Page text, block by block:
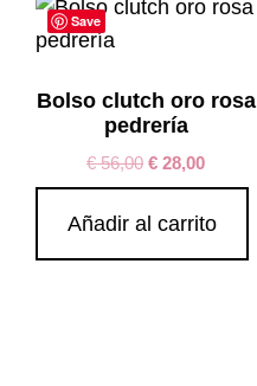
Save
Bolso clutch oro rosa
pedrería
€56,00 € 28,00
Añadir al carrito